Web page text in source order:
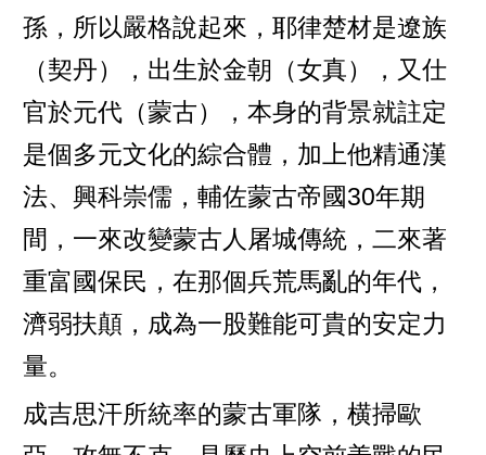
孫，所以嚴格說起來，耶律楚材是遼族
（契丹），出生於金朝（女真），又仕
官於元代（蒙古），本身的背景就註定
是個多元文化的綜合體，加上他精通漢
法、興科崇儒，輔佐蒙古帝國30年期
間，一來改變蒙古人屠城傳統，二來著
重富國保民，在那個兵荒馬亂的年代，
濟弱扶顛，成為一股難能可貴的安定力
量。
成吉思汗所統率的蒙古軍隊，横掃歐